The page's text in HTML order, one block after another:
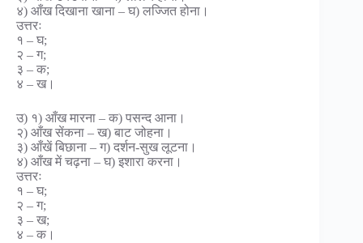
४) आँख दिखाना खाना – घ) लज्जित होना।
उत्तरः
१ – घ;
२ – ग;
३ – क;
४ – ख।
उ) १) आँख मारना – क) पसन्द आना।
२) आँख सेंकना – ख) बाट जोहना।
३) आँखें बिछाना – ग) दर्शन-सुख लूटना।
४) आँख में चढ़ना – घ) इशारा करना।
उत्तरः
१ – घ;
२ – ग;
३ – ख;
४ – क।